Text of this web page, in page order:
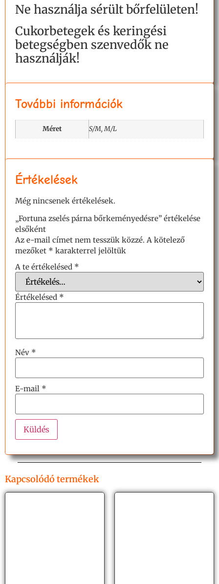
Ne használja sérült bőrfelületen!
Cukorbetegek és keringési
betegségben szenvedők ne
használják!
További információk
Méret S/M, M/L
Értékelések
Még nincsenek értékelések.
„Fortuna zselés párna bőrkeményedésre” értékelése
elsőként
Az e-mail címet nem tesszük közzé. A kötelező
mezőket * karakterrel jelöltük
A te értékelésed *
Értékelésed *
Név *
E-mail *
Kapcsolódó termékek